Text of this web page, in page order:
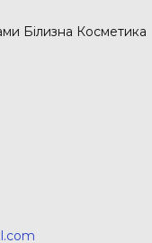
Білизна Косметика